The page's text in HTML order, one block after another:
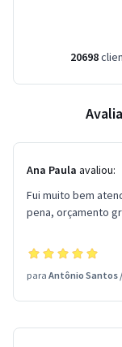
20698
Ana Paula avaliou:
Fui muito bem
pena, orçamento
para Antônio Santos /